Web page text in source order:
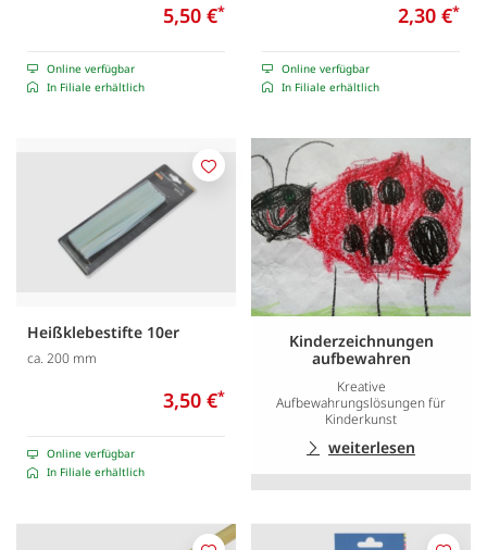
5,50 €*
Online verfügbar
In Filiale erhältlich
2,30 €*
Online verfügbar
In Filiale erhältlich
Heißklebestifte 10er
ca. 200 mm
3,50 €*
Online verfügbar
In Filiale erhältlich
Merken
Kinderzeichnungen
aufbewahren
Kreative
Aufbewahrungslösungen für
Kinderkunst
weiterlesen